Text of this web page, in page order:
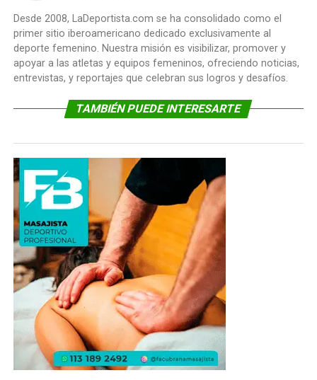
Desde 2008, LaDeportista.com se ha consolidado como el
primer sitio iberoamericano dedicado exclusivamente al
deporte femenino. Nuestra misión es visibilizar, promover y
apoyar a las atletas y equipos femeninos, ofreciendo noticias,
entrevistas, y reportajes que celebran sus logros y desafíos.
TAMBIÉN PUEDE INTERESARTE